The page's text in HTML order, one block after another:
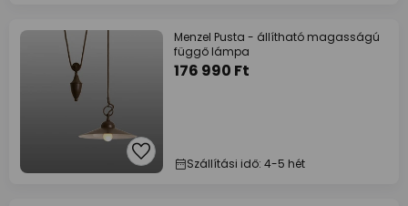
Menzel Pusta - állítható magasságú
függő lámpa
176 990 Ft
Szállítási idő: 4-5 hét